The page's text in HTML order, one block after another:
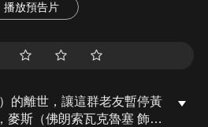
播放預告片
的離世，讓這群老友暫停黃
麥斯（佛朗索瓦克魯塞 飾）